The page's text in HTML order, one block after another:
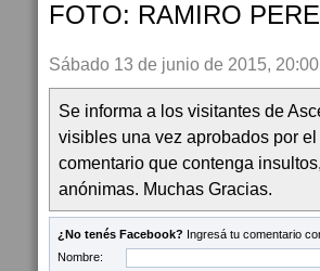
FOTO: RAMIRO
Sábado 13 de junio de 2015, 20:00
Se informa a los visitantes de
visibles una vez aprobados por
comentario que contenga
anónimas. Muchas Gracias.
¿No tenés Facebook? Ingresá tu comentario
Nombre: